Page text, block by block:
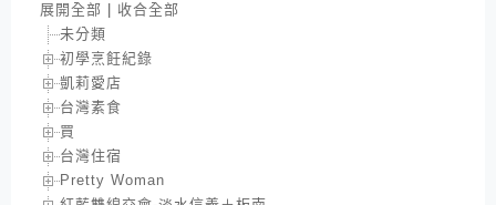
展開全部
收合全部
未分類
初學烹飪紀錄
凱莉愛店
台灣素食
買
台灣住宿
Pretty Woman